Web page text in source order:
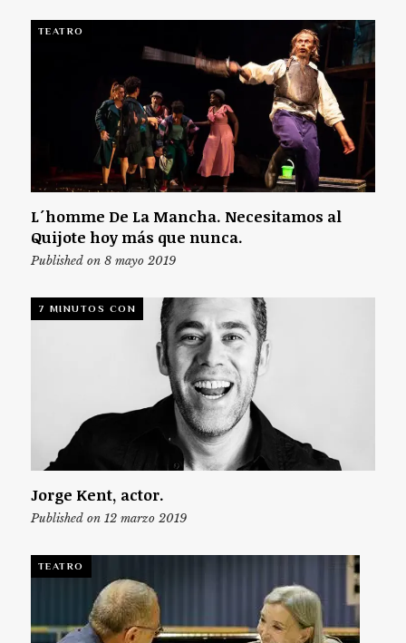
TEATRO
L´homme De La Mancha. Necesitamos al
Quijote hoy más que nunca.
Published on 8 mayo 2019
7 MINUTOS CON
Jorge Kent, actor.
Published on 12 marzo 2019
TEATRO